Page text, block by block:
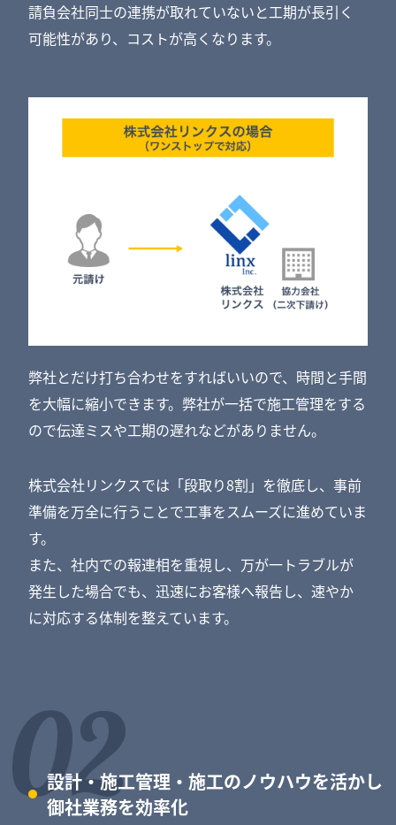
請負会社同士の連携が取れていないと工期が長引く
可能性があり、コストが高くなります。
弊社とだけ打ち合わせをすればいいので、時間と手間
を大幅に縮小できます。弊社が一括で施工管理をする
ので伝達ミスや工期の遅れなどがありません。
株式会社リンクスでは「段取り8割」を徹底し、事前
準備を万全に行うことで工事をスムーズに進めていま
す。
また、社内での報連相を重視し、万が一トラブルが
発生した場合でも、迅速にお客様へ報告し、速やか
に対応する体制を整えています。
02
設計・施工管理・施工のノウハウを活かし
御社業務を効率化